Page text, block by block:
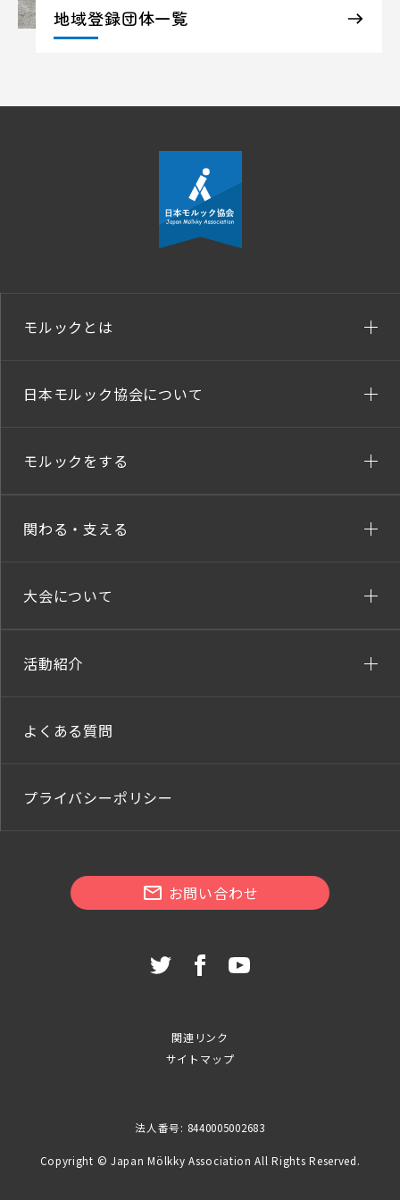
地域登録団体一覧
モルックとは
日本モルック協会について
モルックをする
関わる・支える
大会について
活動紹介
よくある質問
プライバシーポリシー
お問い合わせ
関連リンク
サイトマップ
法人番号: 8440005002683
Copyright © Japan Mölkky Association All Rights Reserved.